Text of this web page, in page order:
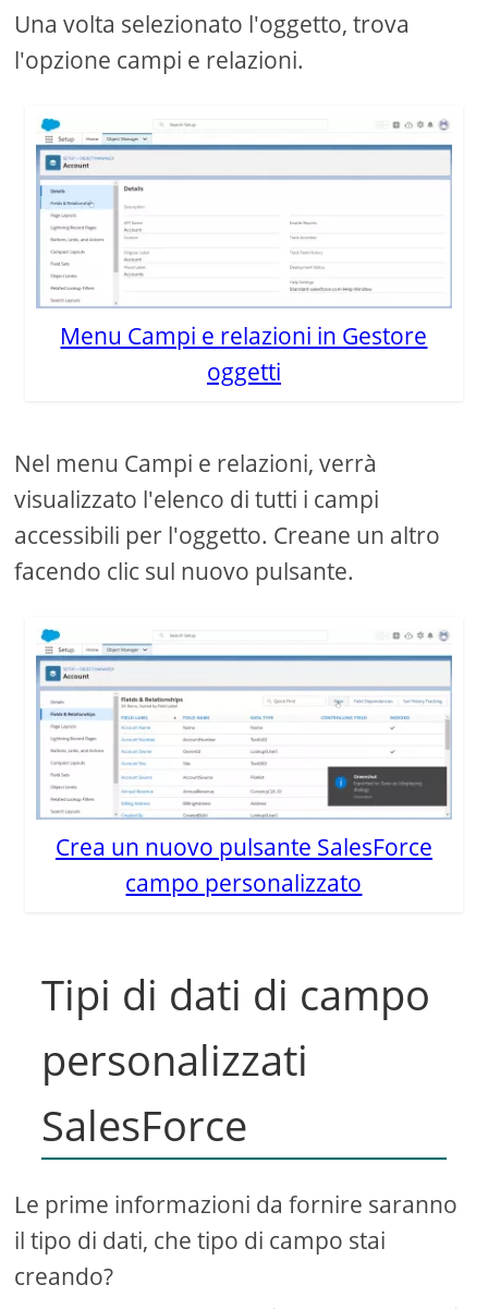
Una volta selezionato l'oggetto, trova
l'opzione campi e relazioni.
Menu Campi e relazioni in Gestore
oggetti
Nel menu Campi e relazioni, verrà
visualizzato l'elenco di tutti i campi
accessibili per l'oggetto. Creane un altro
facendo clic sul nuovo pulsante.
Crea un nuovo pulsante SalesForce
campo personalizzato
Tipi di dati di campo
personalizzati
SalesForce
Le prime informazioni da fornire saranno
il tipo di dati, che tipo di campo stai
creando?